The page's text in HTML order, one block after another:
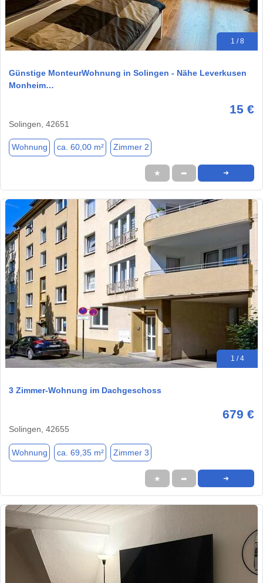
1 / 8
Günstige MonteurWohnung in Solingen - Nähe Leverkusen
Monheim…
15 €
Solingen, 42651
Wohnung ca. 60,00 m² Zimmer 2
★ ➦ ➜
1 / 4
3 Zimmer-Wohnung im Dachgeschoss
679 €
Solingen, 42655
Wohnung ca. 69,35 m² Zimmer 3
★ ➦ ➜